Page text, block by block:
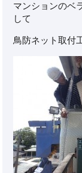
マンションのベ
して
鳥防ネット取付